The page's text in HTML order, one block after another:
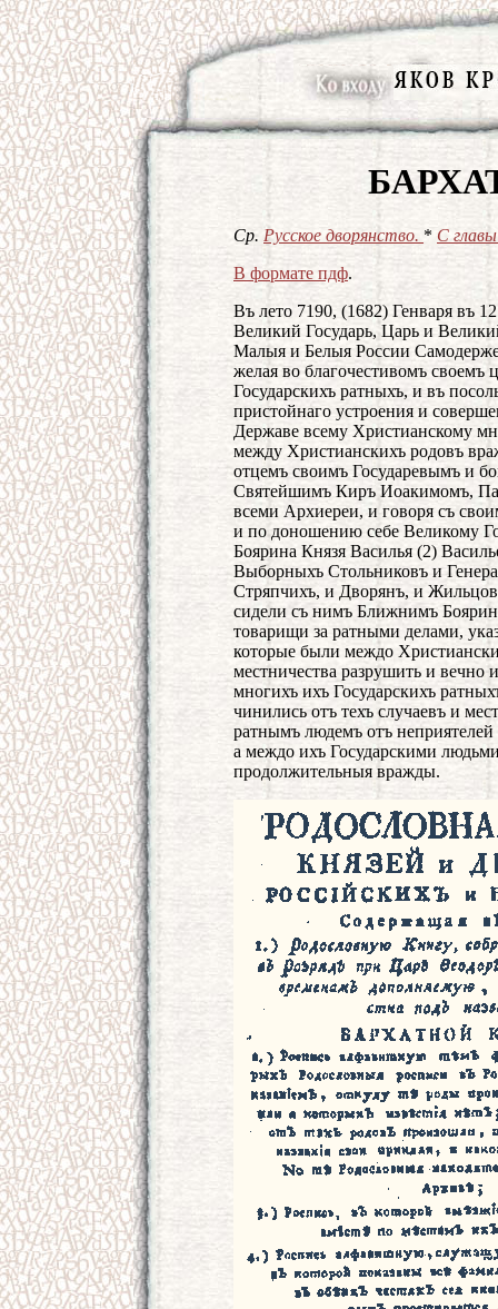
Ср. Русское дворянство. * С
В формате пдф.
Въ лето 7190, (1682) Генваря въ
Великий Государь, Царь и
Малыя и Белыя России
желая во благочестивомъ своемъ
Государскихъ ратныхъ, и въ
пристойнаго устроения и
Державе всему Христианскому
между Христианскихъ родовъ
отцемъ своимъ Государевымъ и
Святейшимъ Киръ Иоакимомъ,
всеми Архиереи, и говоря съ
и по доношению себе Великому
Боярина Князя Василья (2)
Выборныхъ Стольниковъ и
Стряпчихъ, и Дворянъ, и
сидели съ нимъ Ближнимъ
товарищи за ратными делами,
которые были междо
местничества разрушить и
многихъ ихъ Государскихъ
чинились отъ техъ случаевъ и
ратнымъ людемъ отъ
а междо ихъ Государскими
продолжительныя вражды.